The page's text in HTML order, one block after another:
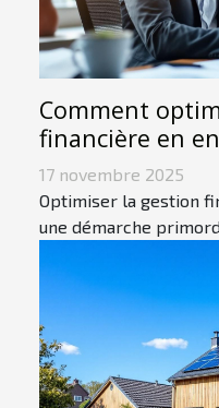
Comment
financière en
17 novembre 2025
Optimiser la gestion
une démarche